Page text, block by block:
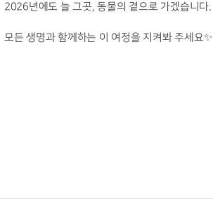
2026년에도 늘 그곳, 동물의 곁으로 가겠습니다.
모든 생명과 함께하는 이 여정을 지켜봐 주세요✨